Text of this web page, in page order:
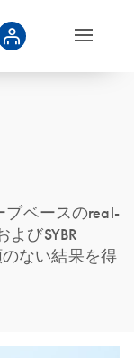
ブベースのreal-
よびSYBR
のない結果を得